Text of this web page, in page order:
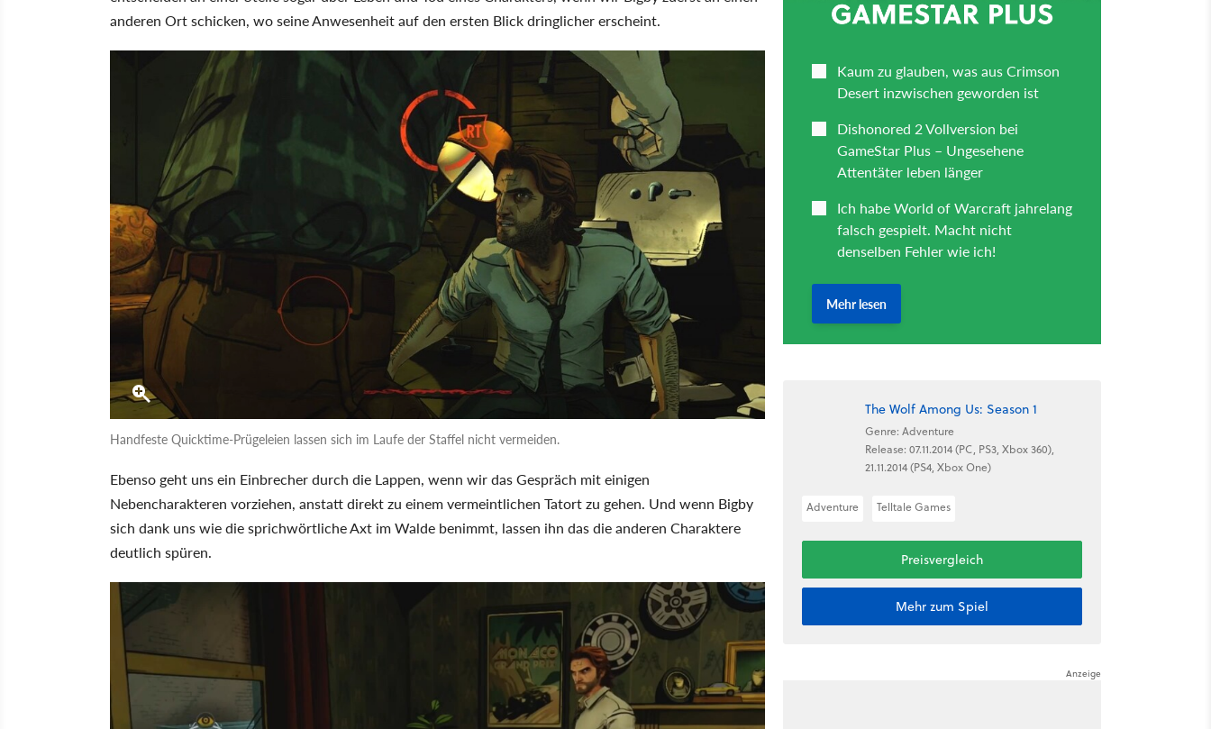
anderen Ort schicken, wo seine Anwesenheit auf den ersten Blick dringlicher erscheint.
Handfeste Quicktime-Prügeleien lassen sich im Laufe der Staffel nicht vermeiden.
Ebenso geht uns ein Einbrecher durch die Lappen, wenn wir das Gespräch mit einigen
Nebencharakteren vorziehen, anstatt direkt zu einem vermeintlichen Tatort zu gehen. Und wenn Bigby
sich dank uns wie die sprichwörtliche Axt im Walde benimmt, lassen ihn das die anderen Charaktere
deutlich spüren.
The Wolf Among Us: Season 1
Genre: Adventure
Release: 07.11.2014 (PC, PS3, Xbox 360),
21.11.2014 (PS4, Xbox One)
Adventure Telltale Games
Preisvergleich
Mehr zum Spiel